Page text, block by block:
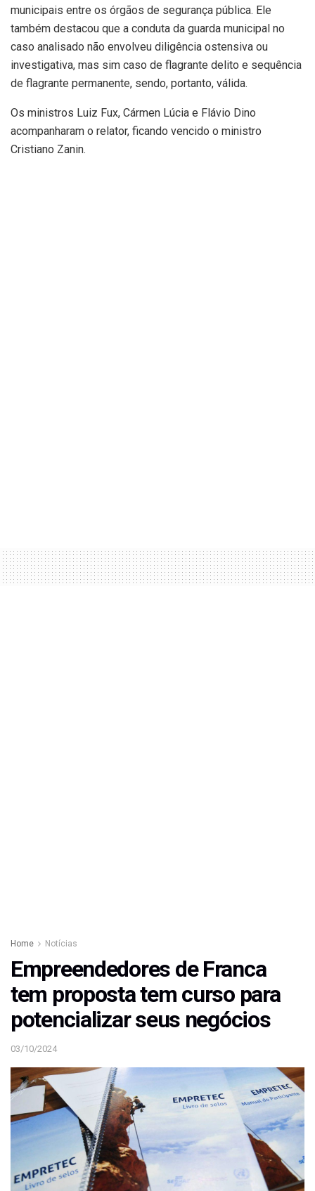
municipais entre os órgãos de segurança pública. Ele
também destacou que a conduta da guarda municipal no
caso analisado não envolveu diligência ostensiva ou
investigativa, mas sim caso de flagrante delito e sequência
de flagrante permanente, sendo, portanto, válida.
Os ministros Luiz Fux, Cármen Lúcia e Flávio Dino
acompanharam o relator, ficando vencido o ministro
Cristiano Zanin.
Home Notícias
Empreendedores de Franca
tem proposta tem curso para
potencializar seus negócios
03/10/2024